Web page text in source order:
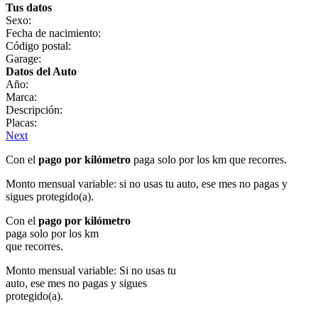
Tus datos
Sexo:
Fecha de nacimiento:
Código postal:
Garage:
Datos del Auto
Año:
Marca:
Descripción:
Placas:
Next
Con el pago por kilómetro paga solo por los km que recorres.
Monto mensual variable: si no usas tu auto, ese mes no pagas y
sigues protegido(a).
Con el pago por kilómetro
paga solo por los km
que recorres.
Monto mensual variable: Si no usas tu
auto, ese mes no pagas y sigues
protegido(a).